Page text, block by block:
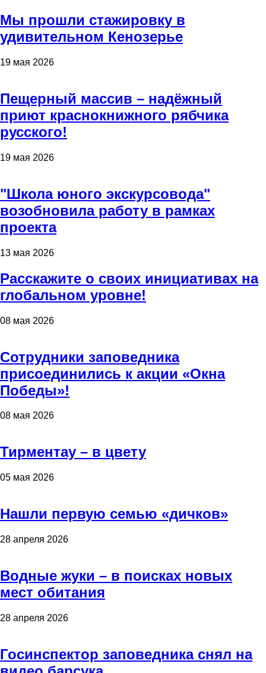
Мы прошли стажировку в
удивительном Кенозерье
19 мая 2026
Пещерный массив – надёжный
приют краснокнижного рябчика
русского!
19 мая 2026
"Школа юного экскурсовода"
возобновила работу в рамках
проекта
13 мая 2026
Расскажите о своих инициативах на
глобальном уровне!
08 мая 2026
Сотрудники заповедника
присоединились к акции «Окна
Победы»!
08 мая 2026
Тирментау – в цвету
05 мая 2026
Нашли первую семью «дичков»
28 апреля 2026
Водные жуки – в поисках новых
мест обитания
28 апреля 2026
Госинспектор заповедника снял на